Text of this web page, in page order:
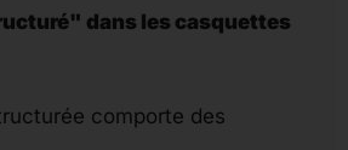
dans les casquettes
comporte des